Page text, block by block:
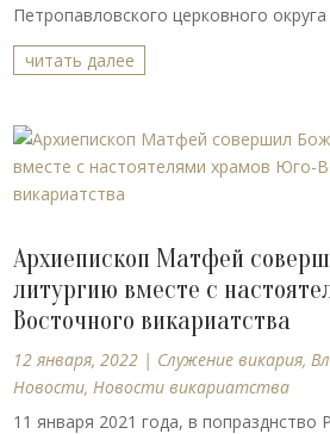
Петропавловского церковного округа
читать далее
Архиепископ Матфей
литургию вместе с
Восточного викариатства
12 января, 2022 | Cлужение викария,
Новости,Новости викариатства
11 января 2021 года, в попразднство